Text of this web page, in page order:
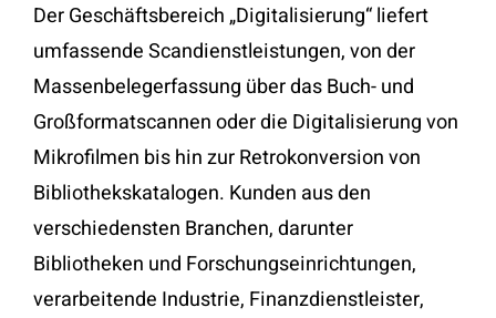
Der Geschäftsbereich „Digitalisierung“ liefert
umfassende Scandienstleistungen, von der
Massenbelegerfassung über das Buch- und
Großformatscannen oder die Digitalisierung von
Mikrofilmen bis hin zur Retrokonversion von
Bibliothekskatalogen. Kunden aus den
verschiedensten Branchen, darunter
Bibliotheken und Forschungseinrichtungen,
verarbeitende Industrie, Finanzdienstleister,